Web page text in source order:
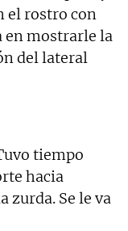
el rostro con
en mostrarle la
del lateral
tiempo
hacia
zurda. Se le va